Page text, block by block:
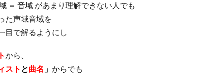
＝ 音域 があまり理解できない人でも
た声域音域を
目で解るようにし
から、
スト と曲名 」 からでも